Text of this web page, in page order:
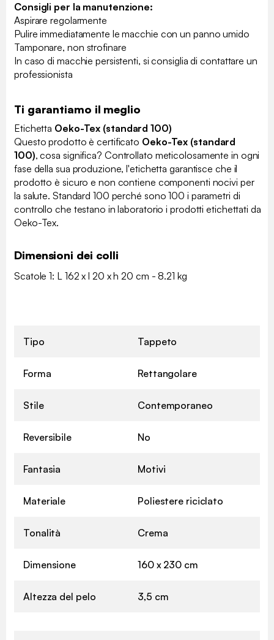
Consigli per la manutenzione:
Aspirare regolarmente
Pulire immediatamente le macchie con un panno umido
Tamponare, non strofinare
In caso di macchie persistenti, si consiglia di contattare un
professionista
Ti garantiamo il meglio
Etichetta Oeko-Tex (standard 100)
Questo prodotto è certificato Oeko-Tex (standard
100), cosa significa? Controllato meticolosamente in ogni
fase della sua produzione, l'etichetta garantisce che il
prodotto è sicuro e non contiene componenti nocivi per
la salute. Standard 100 perché sono 100 i parametri di
controllo che testano in laboratorio i prodotti etichettati da
Oeko-Tex.
Dimensioni dei colli
Scatole 1: L 162 x l 20 x h 20 cm - 8.21 kg
Tipo Tappeto
Forma Rettangolare
Stile Contemporaneo
Reversibile No
Fantasia Motivi
Materiale Poliestere riciclato
Tonalità Crema
Dimensione 160 x 230 cm
Altezza del pelo 3,5 cm